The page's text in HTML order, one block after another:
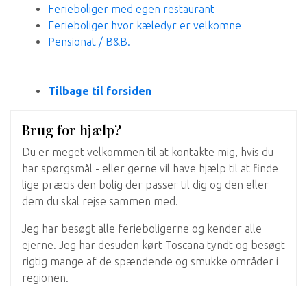
Ferieboliger med egen restaurant
Ferieboliger hvor kæledyr er velkomne
Pensionat / B&B.
Tilbage til forsiden
Brug for hjælp?
Du er meget velkommen til at kontakte mig, hvis du
har spørgsmål - eller gerne vil have hjælp til at finde
lige præcis den bolig der passer til dig og den eller
dem du skal rejse sammen med.
Jeg har besøgt alle ferieboligerne og kender alle
ejerne. Jeg har desuden kørt Toscana tyndt og besøgt
rigtig mange af de spændende og smukke områder i
regionen.